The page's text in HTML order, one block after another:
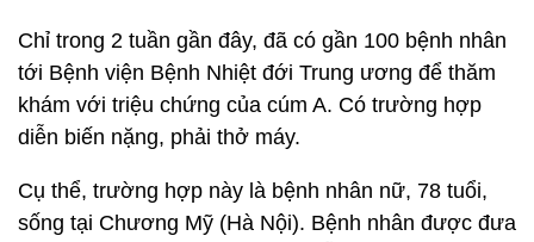
Chỉ trong 2 tuần gần đây, đã có gần 100 bệnh nhân
tới Bệnh viện Bệnh Nhiệt đới Trung ương để thăm
khám với triệu chứng của cúm A. Có trường hợp
diễn biến nặng, phải thở máy.
Cụ thể, trường hợp này là bệnh nhân nữ, 78 tuổi,
sống tại Chương Mỹ (Hà Nội). Bệnh nhân được đưa